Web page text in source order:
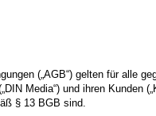
(„AGB“) gelten für alle
Media“) und ihren Kunden
§ 13 BGB sind.